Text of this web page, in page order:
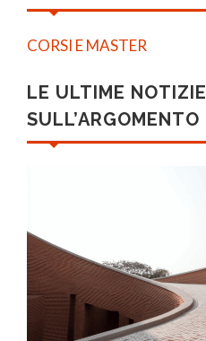
CORSI E MASTER
LE ULTIME NOTIZIE
SULL’ARGOMENTO